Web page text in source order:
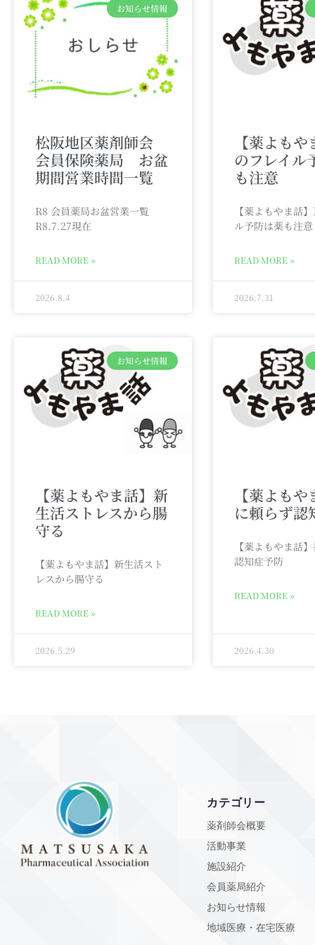
お知らせ情報
松阪地区薬剤師会
会員保険薬局 お盆
期間営業時間一覧
R8 会員薬局お盆営業一覧
R8.7.27現在
READ MORE »
2026.8.4
【薬よも
のフレイル
も注意
【薬よもやま話
ル予防は薬も注意
READ MORE »
2026.7.31
お知らせ情報
【薬よもやま話】新
生活ストレスから腸
守る
【薬よもやま話】新生活スト
レスから腸守る
READ MORE »
2026.5.29
【薬よも
に頼らず認
【薬よもやま話
認知症予防
READ MORE »
2026.4.30
カテゴリー
薬剤師会概要
活動事業
施設紹介
会員薬局紹介
お知らせ情報
地域医療・在宅医療